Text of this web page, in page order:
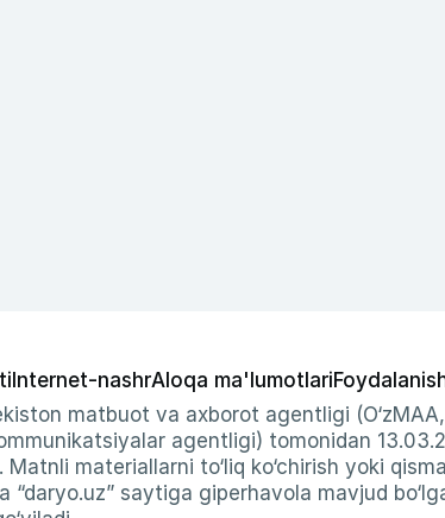
Internet-nashrAloqa ma'lumotlari
matbuot va axborot agentligi
agentligi) tomonidan
materiallarni to‘liq ko‘chirish yoki
saytiga giperhavola mavjud